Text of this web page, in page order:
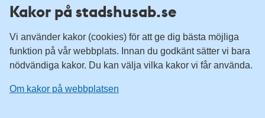
Kategorier
Integritetspolicy
Kakor på stadshusab.se
Vi använder kakor (cookies) för att ge dig bästa möjliga
funktion på vår webbplats. Innan du godkänt sätter vi bara
nödvändiga kakor. Du kan välja vilka kakor vi får använda.
Om kakor på webbplatsen